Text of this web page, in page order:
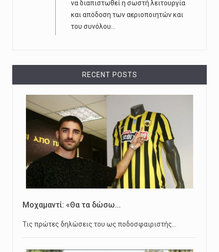
να διαπιστωθεί η σωστή λειτουργία
και απόδοση των αεριοποιητών και
του συνόλου...
RECENT POSTS
Μοχαμαντί: «Θα τα δώσω...
Τις πρώτες δηλώσεις του ως ποδοσφαιριστής…